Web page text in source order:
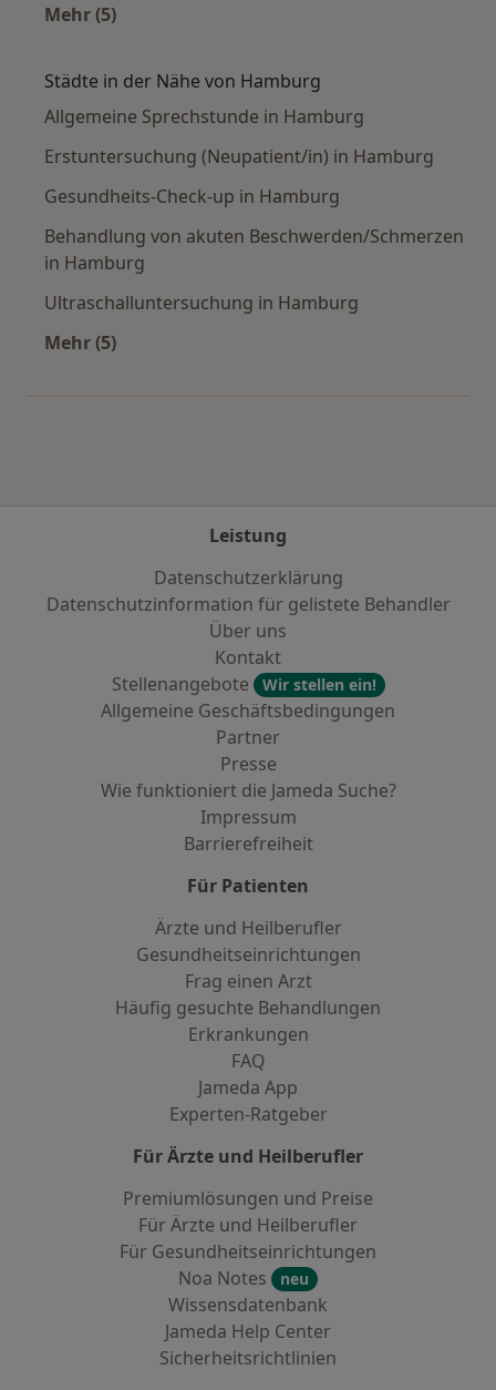
Mehr (5)
Städte in der Nähe von Hamburg
Allgemeine Sprechstunde in Hamburg
Erstuntersuchung (Neupatient/in) in Hamburg
Gesundheits-Check-up in Hamburg
Behandlung von akuten Beschwerden/Schmerzen
in Hamburg
Ultraschalluntersuchung in Hamburg
Mehr (5)
Leistung
Datenschutzerklärung
Datenschutzinformation für gelistete Behandler
Über uns
Kontakt
Stellenangebote
Wir stellen ein!
Allgemeine Geschäftsbedingungen
Partner
Presse
Wie funktioniert die Jameda Suche?
Impressum
Barrierefreiheit
Für Patienten
Ärzte und Heilberufler
Gesundheitseinrichtungen
Frag einen Arzt
Häufig gesuchte Behandlungen
Erkrankungen
FAQ
Jameda App
Experten-Ratgeber
Für Ärzte und Heilberufler
Premiumlösungen und Preise
Für Ärzte und Heilberufler
Für Gesundheitseinrichtungen
Noa Notes
neu
Wissensdatenbank
Jameda Help Center
Sicherheitsrichtlinien